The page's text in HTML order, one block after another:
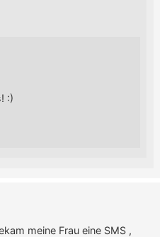
:)
meine Frau eine SMS ,